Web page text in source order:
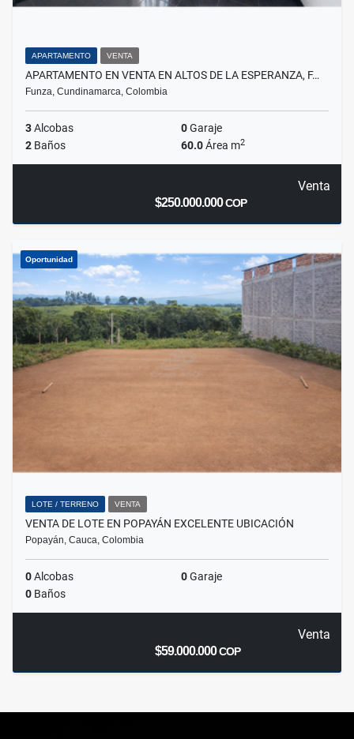
APARTAMENTO VENTA
APARTAMENTO EN VENTA EN ALTOS DE LA ESPERANZA, F…
Funza, Cundinamarca, Colombia
3Alcobas 0Garaje
2 Baños 60.0Área m2
Venta
$250.000.000COP
Oportunidad
LOTE / TERRENO VENTA
VENTA DE LOTE EN POPAYÁN EXCELENTE UBICACIÓN
Popayán, Cauca, Colombia
0Alcobas 0Garaje
0 Baños
Venta
$59.000.000COP